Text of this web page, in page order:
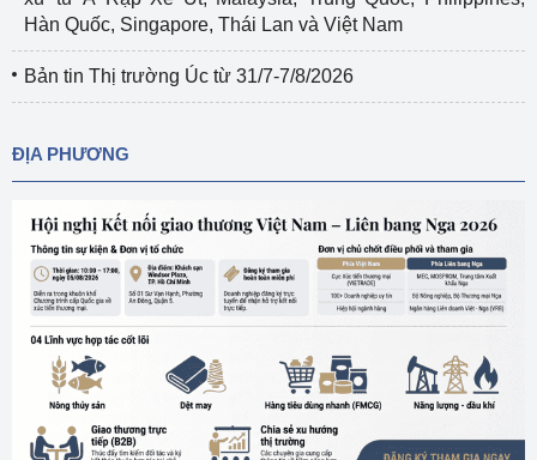
Hàn Quốc, Singapore, Thái Lan và Việt Nam
Bản tin Thị trường Úc từ 31/7-7/8/2026
ĐỊA PHƯƠNG